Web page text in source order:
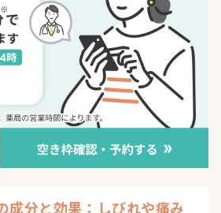
成分と効果：しびれや痛み